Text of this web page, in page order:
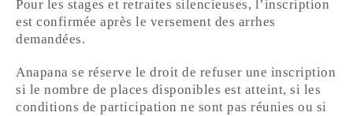
Pour les stages et retraites silencieuses, l’inscription
est confirmée après le versement des arrhes
demandées.
Anapana se réserve le droit de refuser une inscription
si le nombre de places disponibles est atteint, si les
conditions de participation ne sont pas réunies ou si